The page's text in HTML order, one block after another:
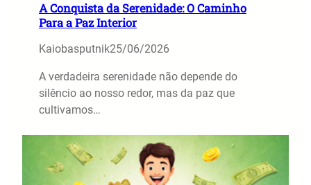
A Conquista da Serenidade: O Caminho
Para a Paz Interior
Kaiobasputnik25/06/2026
A verdadeira serenidade não depende do
silêncio ao nosso redor, mas da paz que
cultivamos…